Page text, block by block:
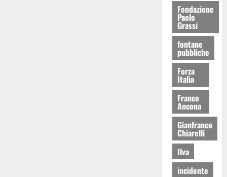
Fondazione
Paolo
Grassi
fontane
pubbliche
Forza
Italia
Franco
Ancona
Gianfranco
Chiarelli
Ilva
incidente